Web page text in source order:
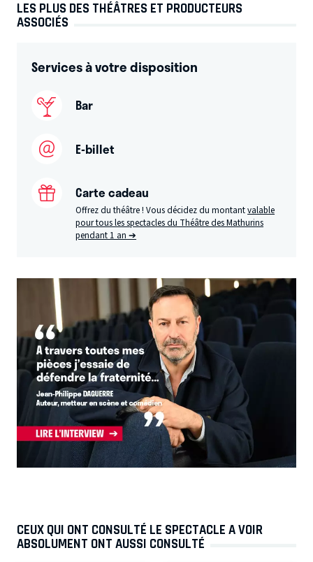
LES PLUS DES THÉÂTRES ET PRODUCTEURS
ASSOCIÉS
Services à votre disposition
Bar
E-billet
Carte cadeau
Offrez du théâtre ! Vous décidez du montantvalable
pour tous les spectacles du Théâtre des Mathurins
pendant 1 an ➔
CEUX QUI ONT CONSULTÉ LE SPECTACLE A VOIR
ABSOLUMENT ONT AUSSI CONSULTÉ